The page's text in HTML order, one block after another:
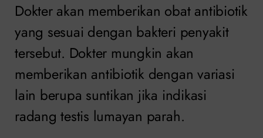
Dokter akan memberikan obat antibiotik
yang sesuai dengan bakteri penyakit
tersebut. Dokter mungkin akan
memberikan antibiotik dengan variasi
lain berupa suntikan jika indikasi
radang testis lumayan parah.